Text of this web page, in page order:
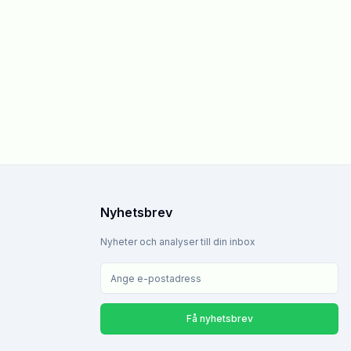
Nyhetsbrev
Nyheter och analyser till din inbox
Få nyhetsbrev